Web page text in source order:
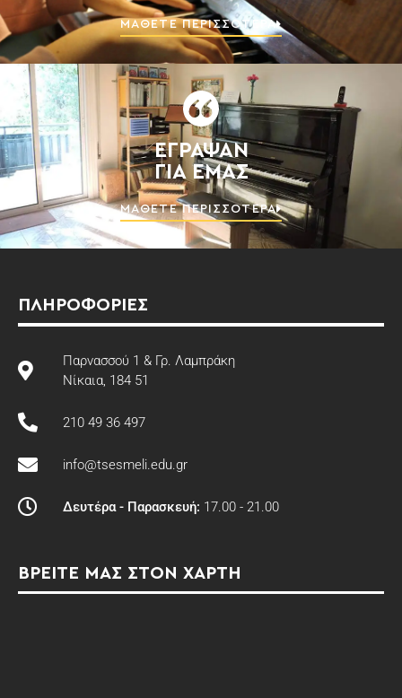
ΜΆΘΕΤΕ ΠΕΡΙΣΣΌΤΕΡΑ
ΈΓΡΑΨΑΝ
ΓΙΑ ΕΜΆΣ
ΜΆΘΕΤΕ ΠΕΡΙΣΣΌΤΕΡΑ
ΠΛΗΡΟΦΟΡΊΕΣ
Παρνασσού 1 & Γρ. Λαμπράκη
Νίκαια, 184 51
210 49 36 497
info@tsesmeli.edu.gr
Δευτέρα - Παρασκευή: 17.00 - 21.00
ΒΡΕΊΤΕ ΜΑΣ ΣΤΟΝ ΧΑΡΤΗ